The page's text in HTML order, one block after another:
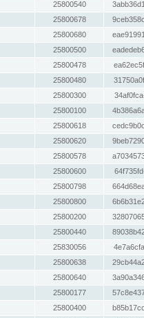
25800540
25800678
25800680
25800500
25800478
25800480
25800300
25800100
25800618
25800620
25800578
25800600
25800798
25800800
25800200
25800440
25830056
25800638
25800640
25800177
25800400